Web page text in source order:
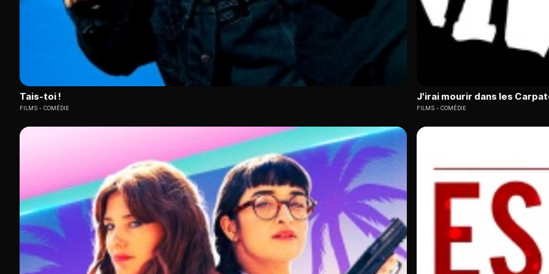
Tais-toi !
FILMS COMÉDIE
J'irai mourir dans les
FILMS COMÉDIE